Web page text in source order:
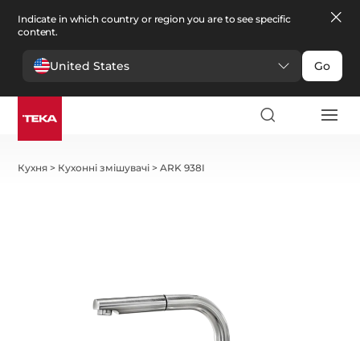
Indicate in which country or region you are to see specific
content.
United States Go
Кухня > Кухонні змішувачі >ARK 938I